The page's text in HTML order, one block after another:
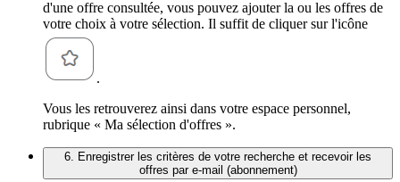
d'une offre consultée, vous pouvez ajouter la ou les offres de
votre choix à votre sélection. Il suffit de cliquer sur l'icône
.
Vous les retrouverez ainsi dans votre espace personnel,
rubrique « Ma sélection d'offres ».
6. Enregistrer les critères de votre recherche et recevoir les
offres par e-mail (abonnement)